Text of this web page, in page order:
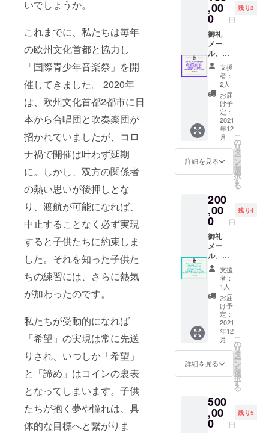
いでしょうか。
これまでに、私たちは毎年
の欧州文化首都と協力し
「国際青少年音楽祭」を開
催してきました。 2020年
は、欧州文化首都2都市に日
本から合唱団と吹奏楽団が
招かれていましたが、コロ
ナ禍で開催は叶わず延期
に。しかし、双方の関係者
の熱い思いが後押しとな
り、渡航が可能になれば、
中止することなく必ず実現
すると子供たちに約束しま
した。それを知った子供た
ちの練習には、さらに熱気
が加わったのです。
私たちが受動的になれば
「希望」の実現は常に先送
りされ、いつしか「希望」
と「諦め」はコインの裏表
となってしまいます。子供
たちが抱く夢や憧れは、具
体的な目標へと繋がりま
は大人
男女兼
用、
S/M/Lサ
イズ。※
サイズ
は選べ
ませ
ん）、
第29回/
第30回
公式報
告書
（2022
年5月第
29回発
送、
2023年
5月第30
送）、
ヨー
ロッパ
側担当
者プレ
ゼン
テー
ション
＆交流
会ご招
待
（2022
年1月以
降／東
京都内
開催の
ご案
内） 〇
当委員
会で
欧州文
化首都
や現地
のアー
,00
0 円
残り3
御礼
メー
ル、
ニュー
スレ
ター
（毎月
10日配
信）、
欧州文
化首都
グッズ
セット
（Tシャ
ツ含む3
点セッ
シャツ
は大人
男女兼
用、
S/M/Lサ
イズ。※
サイズ
は選べ
ませ
ん）、
第29回
～第31
回公式
報告書
（2022
年5月第
29回発
送、
2023年
5月第30
送、
2024年
第31回
発
支援
者：
2人
お届
け予
定：
2021
年12
月
詳細を見る
こ
の
リ
タ
ー
ン
を
選
択
す
る
200
,00
0 円
残り4
御礼
メー
ル、
ニュー
スレ
ター
（毎月
10日配
信）、
欧州文
化首都
グッズ
セット
（Tシャ
ツ含む3
点セッ
シャツ
は大人
男女兼
用、
支援
者：
1人
お届
け予
定：
2021
年12
月
詳細を見る
こ
の
リ
タ
ー
ン
を
選
択
す
る
500
,00
0 円
残り5